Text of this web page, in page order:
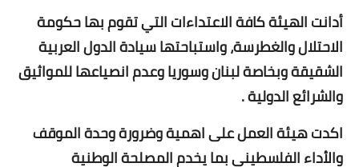
أدانت الهيئة كافة الاعتداءات التي تقوم بها حكومة
الاحتلال والغطرسة، واستباحتها سيادة الدول العربية
الشقيقة وبخاصة لبنان وسوريا وعدم انصياعها للمواثيق
والشرائع الدولية .
اكدت هيئة العمل على اهمية وضرورة وحدة الموقف
والأداء الفلسطيني بما يخدم المصلحة الوطنية